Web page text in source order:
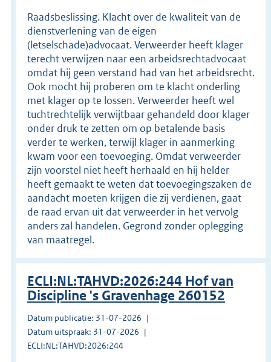
Raadsbeslissing. Klacht over de kwaliteit van de
dienstverlening van de eigen
(letselschade)advocaat. Verweerder heeft klager
terecht verwijzen naar een arbeidsrechtadvocaat
omdat hij geen verstand had van het arbeidsrecht.
Ook mocht hij proberen om te klacht onderling
met klager op te lossen. Verweerder heeft wel
tuchtrechtelijk verwijtbaar gehandeld door klager
onder druk te zetten om op betalende basis
verder te werken, terwijl klager in aanmerking
kwam voor een toevoeging. Omdat verweerder
zijn voorstel niet heeft herhaald en hij helder
heeft gemaakt te weten dat toevoegingszaken de
aandacht moeten krijgen die zij verdienen, gaat
de raad ervan uit dat verweerder in het vervolg
anders zal handelen. Gegrond zonder oplegging
van maatregel.
ECLI:NL:TAHVD:2026:244 Hof van
Discipline 's Gravenhage 260152
Datum publicatie: 31-07-2026
Datum uitspraak: 31-07-2026
ECLI:NL:TAHVD:2026:244